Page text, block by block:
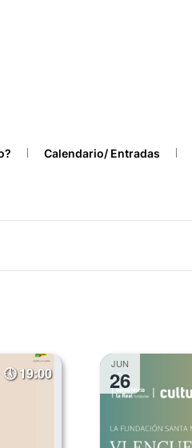
Calendario/ Entradas
19:00
JUN
26